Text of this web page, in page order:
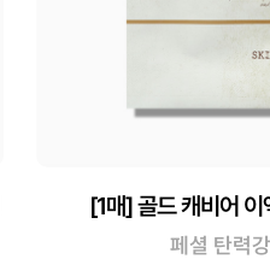
[1매] 골드 캐비어
페셜 탄력